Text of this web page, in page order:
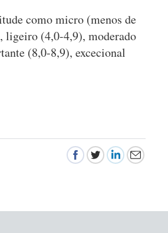
como micro (menos de
ligeiro (4,0-4,9), moderado
(8,0-8,9), excecional